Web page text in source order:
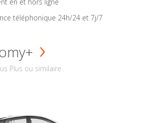
téléphonique 24h/24 et 7j/7
Plus ou similaire